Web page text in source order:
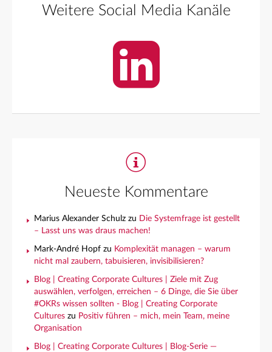
Weitere Social Media Kanäle
Neueste Kommentare
Marius Alexander Schulz zu Die Systemfrage ist gestellt
– Lasst uns was draus machen!
Mark-André Hopf zu Komplexität managen – warum
nicht mal zaubern, tabuisieren, invisibilisieren?
Blog | Creating Corporate Cultures | Ziele mit Zug
auswählen, verfolgen, erreichen – 6 Dinge, die Sie über
#OKRs wissen sollten - Blog | Creating Corporate
Cultures zu Positiv führen – mich, mein Team, meine
Organisation
Blog | Creating Corporate Cultures | Blog-Serie —